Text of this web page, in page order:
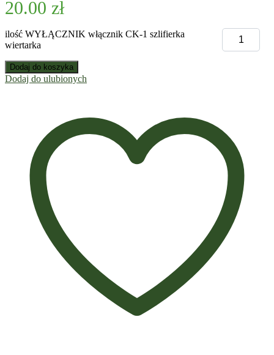
20.00 zł
ilość WYŁĄCZNIK włącznik CK-1 szlifierka
wiertarka
Dodaj do koszyka
Dodaj do ulubionych